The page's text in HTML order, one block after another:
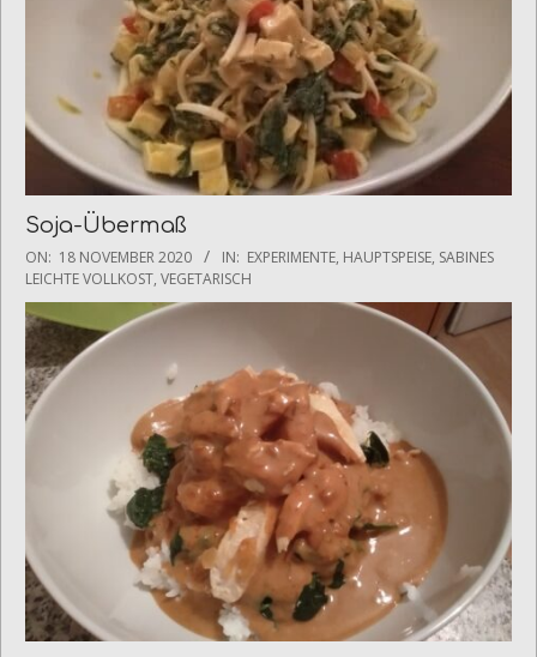
Soja-Übermaß
2020-
11-
18
ON: 18 NOVEMBER 2020 IN: EXPERIMENTE, HAUPTSPEISE, SABINES
LEICHTE VOLLKOST, VEGETARISCH